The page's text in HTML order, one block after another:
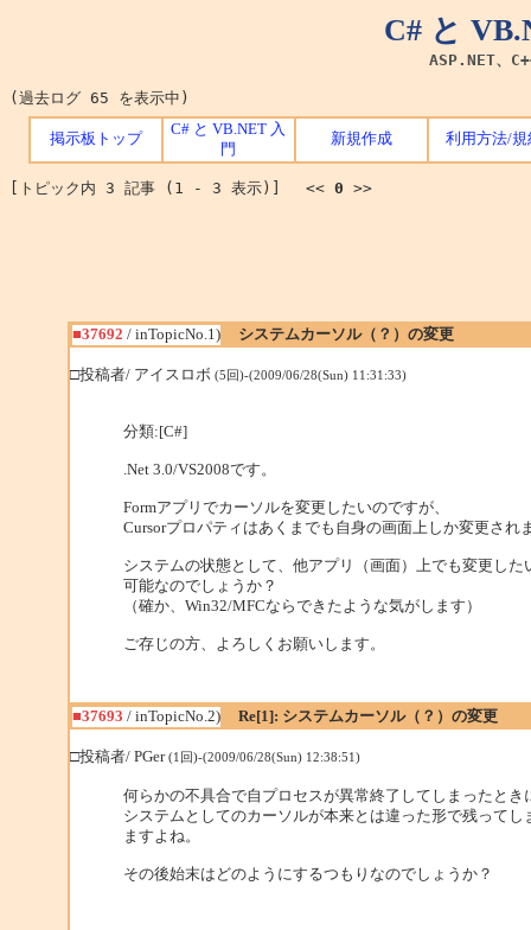
C# と
ASP.NET、
(過去ログ 65 を表示中)
掲示板トップ
C# と VB.NET 入
門
新規作成 利用方法/規
[トピック内 3 記事 (1 - 3 表示)] << 0 >>
■37692 / inTopicNo.1) システムカーソル（？）の変更
□投稿者/ アイスロボ (5回)-(2009/06/28(Sun) 11:31:33)
分類:[C#]
.Net 3.0/VS2008です。
Formアプリでカーソルを変更したいのですが、
Cursorプロパティはあくまでも自身の画面上しか変更され
システムの状態として、他アプリ（画面）上でも変更した
可能なのでしょうか？
（確か、Win32/MFCならできたような気がします）
ご存じの方、よろしくお願いします。
■37693 / inTopicNo.2) Re[1]: システムカーソル（？）の変更
□投稿者/ PGer(1回)-(2009/06/28(Sun) 12:38:51)
何らかの不具合で自プロセスが異常終了してしまったとき
システムとしてのカーソルが本来とは違った形で残ってし
ますよね。
その後始末はどのようにするつもりなのでしょうか？